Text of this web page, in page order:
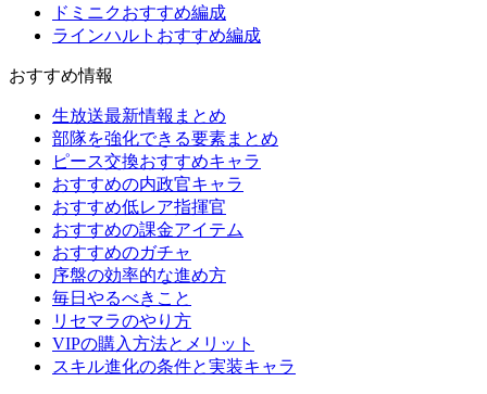
ドミニクおすすめ編成
ラインハルトおすすめ編成
おすすめ情報
生放送最新情報まとめ
部隊を強化できる要素まとめ
ピース交換おすすめキャラ
おすすめの内政官キャラ
おすすめ低レア指揮官
おすすめの課金アイテム
おすすめのガチャ
序盤の効率的な進め方
毎日やるべきこと
リセマラのやり方
VIPの購入方法とメリット
スキル進化の条件と実装キャラ